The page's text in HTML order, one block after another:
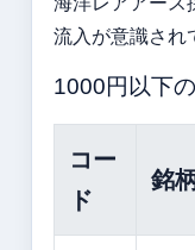
流入が意識され
1000円以下
コー
ド
銘